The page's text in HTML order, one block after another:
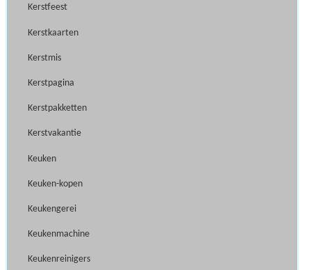
Kerstfeest
Kerstkaarten
Kerstmis
Kerstpagina
Kerstpakketten
Kerstvakantie
Keuken
Keuken-kopen
Keukengerei
Keukenmachine
Keukenreinigers